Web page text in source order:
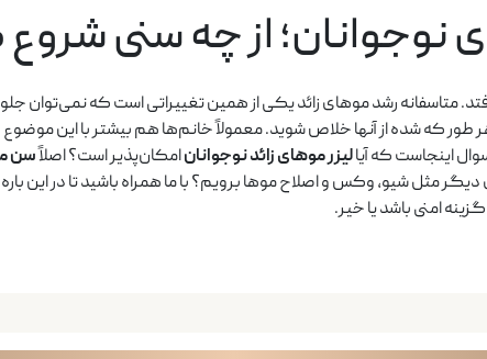
نوجوانان؛ از چه سنی
متاسفانه رشد موهای زائد یکی از همین تغییراتی است که نمی‌توان
هر طور که شده از آنها خلاص شوید. معمولاً خانم‌ها هم بیشتر با این
اینجاست که آیالیزر موهای زائد نوجوانانامکان‌پذیر است؟ اصلاًسن
مثل شیو، وکس و اصلاح موها برویم؟ با ما همراه باشید تا در این
امنی باشد یا خیر.